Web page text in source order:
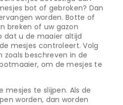
bot of gebroken? Dan
worden. Botte of
breken of uw gazon
dat u de maaier altijd
mesjes controleert. Volg
zoals beschreven in de
om de mesjes te
mesjes te slijpen. Als de
worden, dan worden